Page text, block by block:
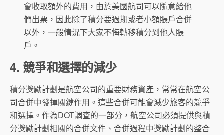
會收取額外的費用，由於美國航司可以隨意給他
們出票，因此除了積分要過期或者小額賬戶合併
以外，一般情況下大家不悔轉移積分到他人賬
戶。
4. 競爭和選擇的減少
積分獎勵計劃是航空公司的重要財務資產，常常在航空公
司合併中發揮關鍵作用。這些合併可能會減少旅客的競爭
和選擇。作為DOT調查的一部分，航空公司必須提供與積
分獎勵計劃相關的合併文件、合併過程中獎勵計劃的整合